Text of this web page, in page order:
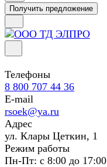
Получить предложение
Телефоны
8 800 707 44 36
E-mail
rsoek@ya.ru
Адрес
ул. Клары Цеткин, 1
Режим работы
Пн-Пт: с 8:00 до 17:00